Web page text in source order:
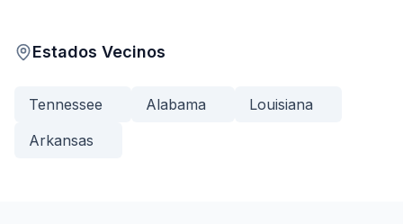
Estados Vecinos
Tennessee Alabama
Louisiana
Arkansas